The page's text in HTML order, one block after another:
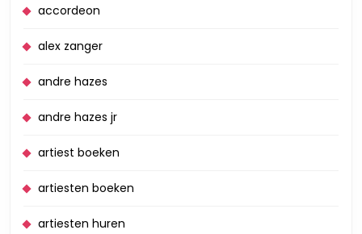
accordeon
alex zanger
andre hazes
andre hazes jr
artiest boeken
artiesten boeken
artiesten huren